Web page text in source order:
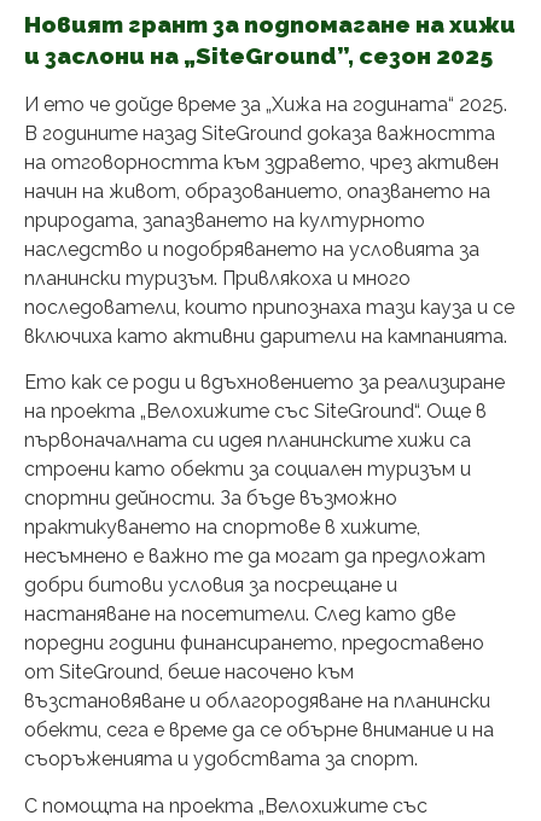
​​Новият грант за подпомагане на хижи
и заслони на „SiteGround”, сезон 2025
И ето че дойде време за „Хижа на годината“ 2025.
В годините назад SiteGround доказа важността
на отговорността към здравето, чрез активен
начин на живот, образованието, опазването на
природата, запазването на културното
наследство и подобряването на условията за
планински туризъм. Привлякоха и много
последователи, които припознаха тази кауза и се
включиха като активни дарители на кампанията.
Ето как се роди и вдъхновението за реализиране
на проекта „Велохижите със SiteGround“. Още в
първоначалната си идея планинските хижи са
строени като обекти за социален туризъм и
спортни дейности. За бъде възможно
практикуването на спортове в хижите,
несъмнено е важно те да могат да предложат
добри битови условия за посрещане и
настаняване на посетители. След като две
поредни години финансирането, предоставено
от SiteGround, беше насочено към
възстановяване и облагородяване на планински
обекти, сега е време да се обърне внимание и на
съоръженията и удобствата за спорт.
С помощта на проекта „Велохижите със